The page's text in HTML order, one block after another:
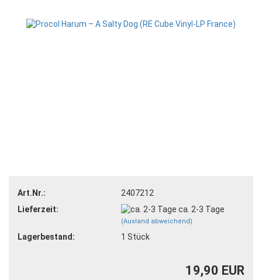
Art.Nr.:
2407212
Lieferzeit:
ca. 2-3 Tage
(Ausland abweichend)
Lagerbestand: 1 Stück
19,90 EUR